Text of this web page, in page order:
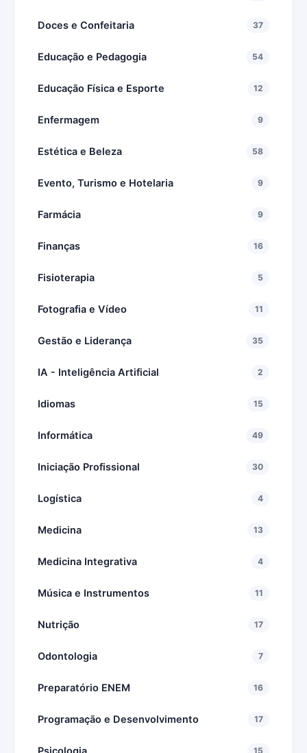
Doces e Confeitaria 37
Educação e Pedagogia 54
Educação Física e Esporte 12
Enfermagem 9
Estética e Beleza 58
Evento, Turismo e Hotelaria 9
Farmácia 9
Finanças 16
Fisioterapia 5
Fotografia e Vídeo 11
Gestão e Liderança 35
IA - Inteligência Artificial 2
Idiomas 15
Informática 49
Iniciação Profissional 30
Logística 4
Medicina 13
Medicina Integrativa 4
Música e Instrumentos 11
Nutrição 17
Odontologia 7
Preparatório ENEM 16
Programação e Desenvolvimento 17
15